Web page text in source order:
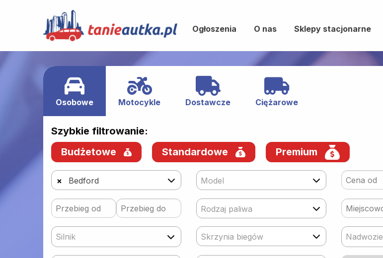
Ogłoszenia O nas Sklepy stacjonarne
Osobowe Motocykle Dostawcze Ciężarowe
Szybkie filtrowanie:
Budżetowe
Standardowe Premium
× Bedford Model
Rodzaj paliwa
Silnik Skrzynia biegów Nadwozie